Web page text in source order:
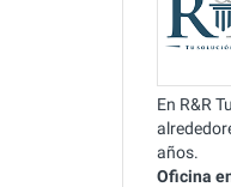
En R&R
años.
Oficina